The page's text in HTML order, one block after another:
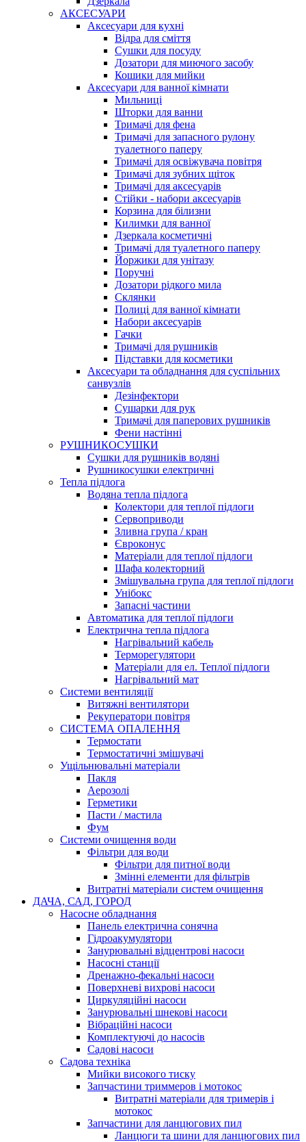
АКСЕСУАРИ
Аксесуари для кухні
Відра для сміття
Сушки для посуду
Дозатори для миючого засобу
Кошики для мийки
Аксесуари для ванної кімнати
Мильниці
Шторки для ванни
Тримачі для фена
Тримачі для запасного рулону
туалетного паперу
Тримачі для освіжувача повітря
Тримачі для зубних щіток
Тримачі для аксесуарів
Стійки - набори аксесуарів
Корзина для білизни
Килимки для ванної
Дзеркала косметичні
Тримачі для туалетного паперу
Йоржики для унітазу
Поручні
Дозатори рідкого мила
Склянки
Полиці для ванної кімнати
Набори аксесуарів
Гачки
Тримачі для рушників
Підставки для косметики
Аксесуари та обладнання для суспільних
санвузлів
Дезінфектори
Сушарки для рук
Тримачі для паперових рушників
Фени настінні
РУШНИКОСУШКИ
Сушки для рушників водяні
Рушникосушки електричні
Тепла підлога
Водяна тепла підлога
Колектори для теплої підлоги
Сервоприводи
Зливна група / кран
Євроконус
Матеріали для теплої підлоги
Шафа колекторний
Змішувальна група для теплої підлоги
Унібокс
Запасні частини
Автоматика для теплої підлоги
Електрична тепла підлога
Нагрівальний кабель
Терморегулятори
Матеріали для ел. Теплої підлоги
Нагрівальний мат
Системи вентиляції
Витяжні вентилятори
Рекуператори повітря
СИСТЕМА ОПАЛЕННЯ
Термостати
Термостатичні змішувачі
Ущільнювальні матеріали
Пакля
Аерозолі
Герметики
Пасти / мастила
Фум
Системи очищення води
Фільтри для води
Фільтри для питної води
Змінні елементи для фільтрів
Витратні матеріали систем очищення
ДАЧА, САД, ГОРОД
Насосне обладнання
Панель електрична сонячна
Гідроакумулятори
Занурювальні відцентрові насоси
Насосні станції
Дренажно-фекальні насоси
Поверхневі вихрові насоси
Циркуляційні насоси
Занурювальні шнекові насоси
Вібраційні насоси
Комплектуючі до насосів
Cадові насоси
Садова техніка
Мийки високого тиску
Запчастини триммеров і мотокос
Витратні матеріали для тримерів і
мотокос
Запчастини для ланцюгових пил
Ланцюги та шини для ланцюгових пил